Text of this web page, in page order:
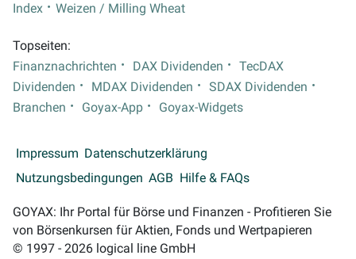
Index
Weizen / Milling Wheat
Topseiten:
Finanznachrichten
DAX Dividenden
TecDAX
Dividenden
MDAX Dividenden
SDAX Dividenden
Branchen
Goyax-App Goyax-Widgets
Impressum Datenschutzerklärung
Nutzungsbedingungen AGB Hilfe & FAQs
GOYAX: Ihr Portal für Börse und Finanzen - Profitieren Sie
von Börsenkursen für Aktien, Fonds und Wertpapieren
© 1997 - 2026 logical line GmbH